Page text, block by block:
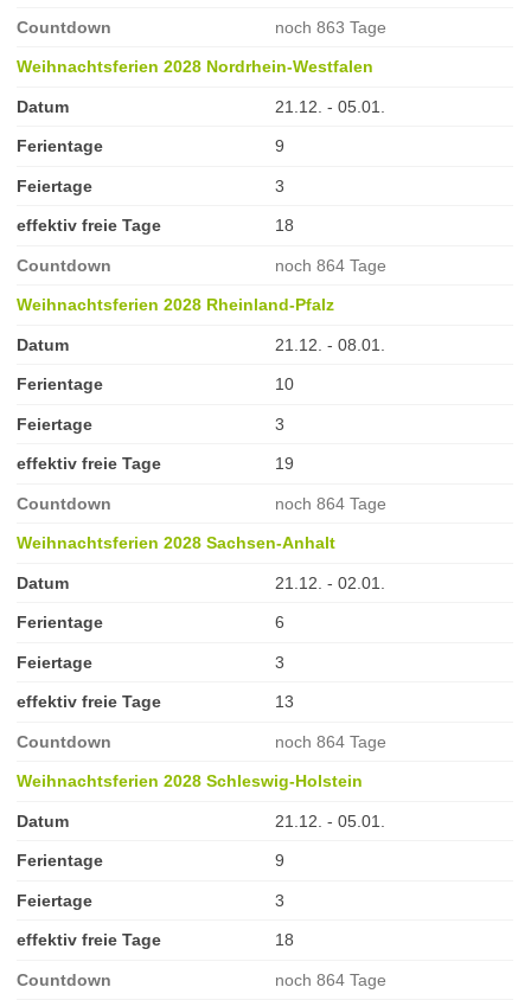
Countdown noch 863 Tage
Weihnachtsferien 2028 Nordrhein-Westfalen
Datum 21.12. - 05.01.
Ferientage 9
Feiertage 3
effektiv freie Tage 18
Countdown noch 864 Tage
Weihnachtsferien 2028 Rheinland-Pfalz
Datum 21.12. - 08.01.
Ferientage 10
Feiertage 3
effektiv freie Tage 19
Countdown noch 864 Tage
Weihnachtsferien 2028 Sachsen-Anhalt
Datum 21.12. - 02.01.
Ferientage 6
Feiertage 3
effektiv freie Tage 13
Countdown noch 864 Tage
Weihnachtsferien 2028 Schleswig-Holstein
Datum 21.12. - 05.01.
Ferientage 9
Feiertage 3
effektiv freie Tage 18
Countdown noch 864 Tage